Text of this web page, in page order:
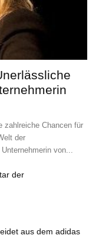
zahlreiche Chancen für
der
von...
der
aus dem adidas